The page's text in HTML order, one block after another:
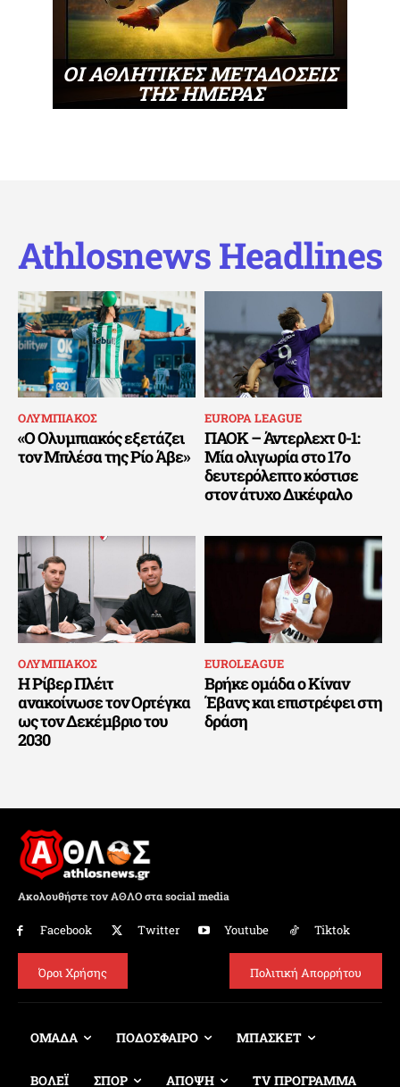
ΟΙ ΑΘΛΗΤΙΚΕΣ ΜΕΤΑΔΟΣΕΙΣ
ΤΗΣ ΗΜΕΡΑΣ
Athlosnews Headlines
ΟΛΥΜΠΙΑΚΟΣ
«Ο Ολυμπιακός εξετάζει
τον Μπλέσα της Ρίο Άβε»
EUROPA LEAGUE
ΠΑΟΚ – Άντερλεχτ 0-1:
Μία ολιγωρία στο 17ο
δευτερόλεπτο κόστισε
στον άτυχο Δικέφαλο
ΟΛΥΜΠΙΑΚΟΣ
Η Ρίβερ Πλέιτ
ανακοίνωσε τον Ορτέγκα
ως τον Δεκέμβριο του
2030
EUROLEAGUE
Βρήκε ομάδα ο Κίναν
Έβανς και επιστρέφει στη
δράση
Ακολουθήστε τον ΑΘΛΟ στα social media
Facebook Twitter Youtube Tiktok
Όροι Χρήσης Πολιτική Απορρήτου
ΟΜΑΔΑ ΠΟΔΟΣΦΑΙΡΟ ΜΠΑΣΚΕΤ
ΒΟΛΕΪ ΣΠΟΡ ΑΠΟΨΗ TV ΠΡΟΓΡΑΜΜΑ